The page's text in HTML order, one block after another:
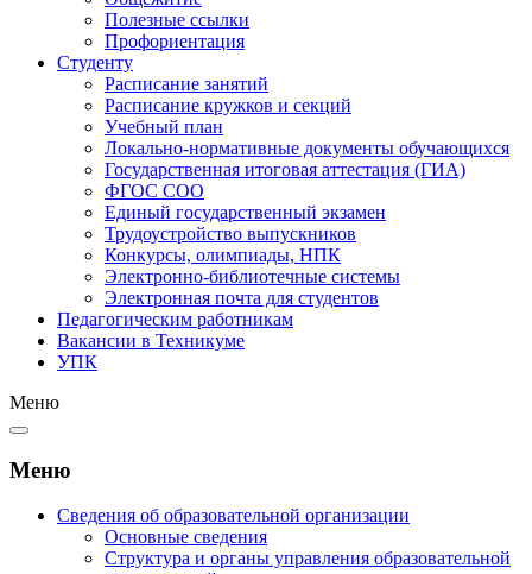
Полезные ссылки
Профориентация
Студенту
Расписание занятий
Расписание кружков и секций
Учебный план
Локально-нормативные документы обучающихся
Государственная итоговая аттестация (ГИА)
ФГОС СОО
Единый государственный экзамен
Трудоустройство выпускников
Конкурсы, олимпиады, НПК
Электронно-библиотечные системы
Электронная почта для студентов
Педагогическим работникам
Вакансии в Техникуме
УПК
Меню
Меню
Сведения об образовательной организации
Основные сведения
Структура и органы управления образовательной